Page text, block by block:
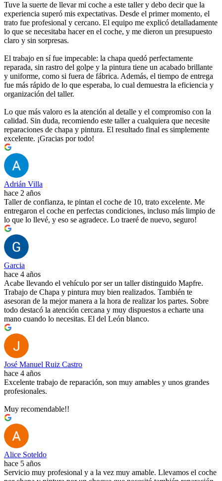
Tuve la suerte de llevar mi coche a este taller y debo decir que la
experiencia superó mis expectativas. Desde el primer momento, el
trato fue profesional y cercano. El equipo me explicó detalladamente
lo que se necesitaba hacer en el coche, y me dieron un presupuesto
claro y sin sorpresas.
El trabajo en sí fue impecable: la chapa quedó perfectamente
reparada, sin rastro del golpe y la pintura tiene un acabado brillante
y uniforme, como si fuera de fábrica. Además, el tiempo de entrega
fue más rápido de lo que esperaba, lo cual demuestra la eficiencia y
organización del taller.
Lo que más valoro es la atención al detalle y el compromiso con la
calidad. Sin duda, recomiendo este taller a cualquiera que necesite
reparaciones de chapa y pintura. El resultado final es simplemente
excelente. ¡Gracias por todo!
Adrián Villa
hace 2 años
Taller de confianza, te pintan el coche de 10, trato excelente. Me
entregaron el coche en perfectas condiciones, incluso más limpio de
lo que lo llevé, y eso se agradece. Lo traeré de nuevo, seguro!
Garcia
hace 4 años
Acabe llevando el vehículo por ser un taller distinguido Mapfre.
Trabajo de Chapa y pintura muy bien realizados. También te
asesoran de la mejor manera a la hora de realizar los partes. Sobre
todo destacó la atención cercana y muy dispuestos a echarte una
mano cuando lo necesitas. El del León blanco.
José Manuel Ruiz Castro
hace 4 años
Excelente trabajo de reparación, son muy amables y unos grandes
profesionales.
Muy recomendable!!
Alice Soteldo
hace 5 años
Servicio muy profesional y a la vez muy amable. Llevamos el coche